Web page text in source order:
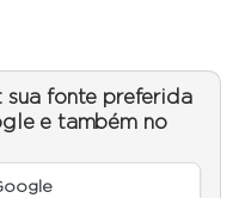
sua fonte preferida
e também no